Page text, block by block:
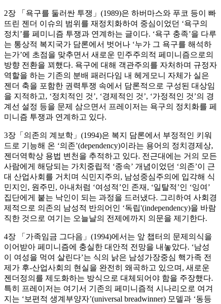
2장 「욕구를 둘러싼 투쟁」(1989)은 하버마스와 푸코 등이 빠
뜨린 젠더 이슈의 범위를 재정치화하여 중심이었던 ‘욕구의
정치’를 페미니즘 투쟁과 연계하는 글이다. ‘욕구 충족’을 다루
는 통상적 복지국가 담론에서 벗어나 ‘누가 그 욕구를 해석하
는가’에 초점을 맞추면서 새로운 민주주의적 페미니즘으로의
방향 전환을 꾀했다. 욕구에 대해 객관주의를 자처하며 규정자
역할을 하는 기존의 분배 패러다임 내 헤게모니 자체가 실은
젠더 축을 포함한 권력투쟁 속에서 담론적으로 구성된 대상임
을 지적하고, ‘정치적인 것’, ‘경제적인 것’, ‘가정적인 것’의 경
계선 설정 등을 문제 삼으면서 프레이저는 욕구의 정치화를 페
미니즘 투쟁과 연계하고 있다.
3장「의존의 계보학」(1994)은 복지 담론에서 부정적인 키워
드로 기능해 온 ‘의존’(dependency)이라는 용어의 정치경제상,
젠더역학상 용법 변천을 추적하고 있다. 전근대에는 거의 모든
사람에게 해당되는 가치중립적 ‘종속’ 개념이었던 ‘의존’이 근
대 산업사회를 거치며 식민지주의, 남성중심주의에 입각해 식
민지인, 원주민, 아내처럼 ‘여성적’인 존재, ‘일탈적’인 ‘잉여’
집단에게 붙는 낙인이 되는 과정을 드러냈다. 그리하여 사회경
제적으로 의존의 남성적 반의어인 ‘독립'(independency)을 바람
직한 것으로 여기는 오늘날의 전제에까지 의문을 제기한다.
4장 「가족임금 그다음」(1994)에서는 앞 챕터의 문제의식을
이어받아 페미니즘에 충실한 대안적 전망을 내놓았다. ‘남성
이 여성을 먹여 살린다’는 식의 낡은 남성가장중심 핵가족 전
제가 후-산업사회의 현실을 완전히 왜곡하고 있으며, 새로운
젠더정의를 제도화하는 방식으로 대체되어야 함을 주장했다.
특히 프레이저는 여기서 기존의 페미니즘적 시나리오로 여겨
지는 ‘보편적 생계부양자’(universal breadwinner) 모델과 ‘동등